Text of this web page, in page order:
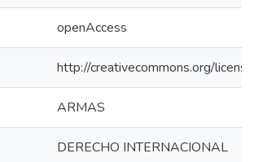
openAccess
http://creativecommons.org/
ARMAS
DERECHO INTERNACIONAL